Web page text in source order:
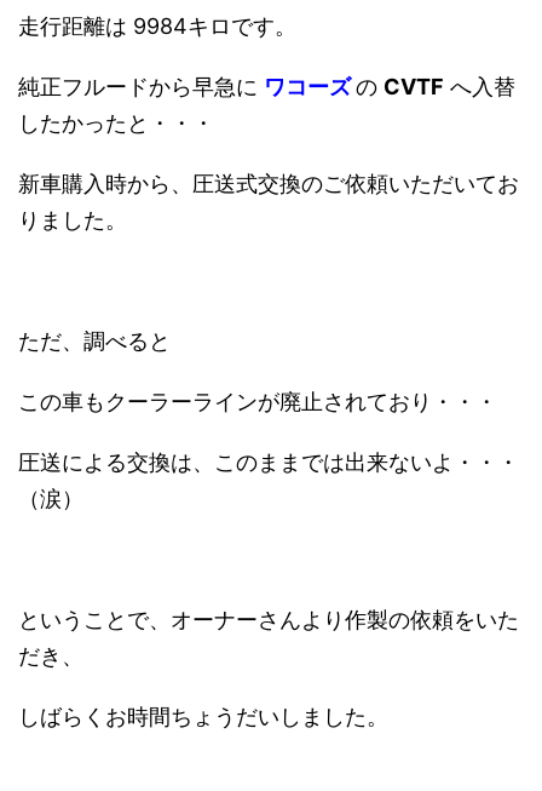
走行距離は 9984キロです。
純正フルードから早急に ワコーズの CVTF へ入替
したかったと・・・
新車購入時から、圧送式交換のご依頼いただいてお
りました。
ただ、調べると
この車もクーラーラインが廃止されており・・・
圧送による交換は、このままでは出来ないよ・・・
（涙）
ということで、オーナーさんより作製の依頼をいた
だき、
しばらくお時間ちょうだいしました。